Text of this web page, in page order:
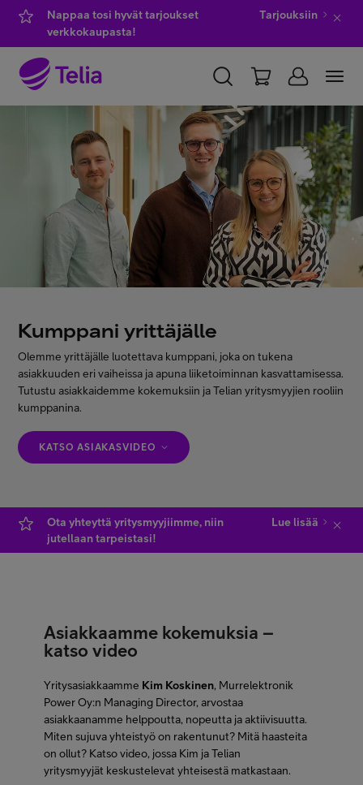
Nappaa tosi hyvät tarjoukset
verkkokaupasta!
Tarjouksiin
YRITYKSILLE WHOLESALE
TELIA FINLAND
Kauppa
IT-palvelut
Asiakastuki
Minun Telia Yrityksille
Inspiroidu
Kumppani yrittäjälle
Olemme yrittäjälle luotettava kumppani, joka on tukena
asiakkuuden eri vaiheissa ja apuna liiketoiminnan kasvattamisessa.
Tutustu asiakkaidemme kokemuksiin ja Telian yritysmyyjien rooliin
kumppanina.
KATSO ASIAKASVIDEO
Ota yhteyttä yritysmyyjiimme, niin
jutellaan tarpeistasi!
Lue lisää
Asiakkaamme kokemuksia –
katso video
Yritysasiakkaamme Kim Koskinen, Murrelektronik
Power Oy:n Managing Director, arvostaa
asiakkaanamme helppoutta, nopeutta ja aktiivisuutta.
Miten sujuva yhteistyö on rakentunut? Mitä haasteita
on ollut? Katso video, jossa Kim ja Telian
yritysmyyjät keskustelevat yhteisestä matkastaan.